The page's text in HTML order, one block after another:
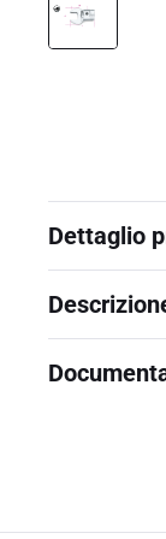
Dettaglio